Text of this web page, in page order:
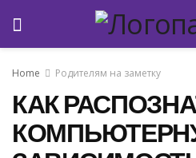
Home Родителям на заметку
КАК